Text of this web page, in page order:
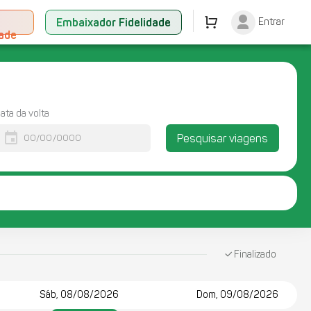
Embaixador Fidelidade Entrar
da volta
event Pesquisar viagens
Finalizado
Sáb, 08/08/2026 Dom, 09/08/2026